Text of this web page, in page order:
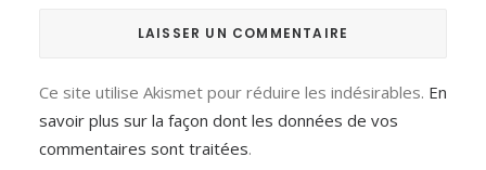
Ce site utilise Akismet pour réduire les indésirables. En
savoir plus sur la façon dont les données de vos
commentaires sont traitées.